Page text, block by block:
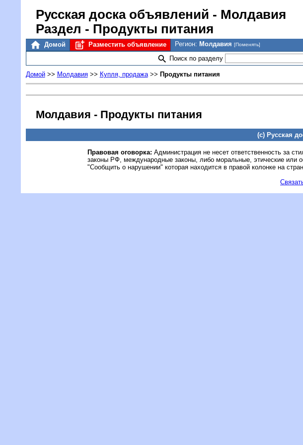
Русская доска объявлений - Молдавия
Раздел - Продукты питания
Домой Разместить объявление Регион: Молдавия [Поменять]
Поиск по разделу
Домой>> Молдавия>> Купля, продажа>> Продукты питания
Молдавия - Продукты питания
(c) Русская
Правовая оговорка: Администрация не несет ответственность за
законы РФ, международные законы, либо моральные, этические
"Сообщить о нарушении" которая находится в правой колонке на